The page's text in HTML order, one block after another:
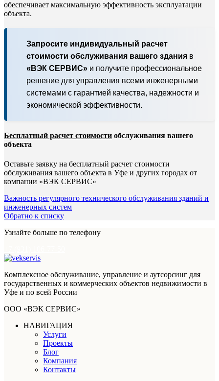
обеспечивает максимальную эффективность эксплуатации
объекта.
Запросите индивидуальный расчет
стоимости обслуживания вашего здания в
«ВЭК СЕРВИС» и получите профессиональное
решение для управления всеми инженерными
системами с гарантией качества, надежности и
экономической эффективности.
Бесплатный расчет стоимости обслуживания вашего
объекта
Оставьте заявку на бесплатный расчет стоимости
обслуживания вашего объекта в Уфе и других городах от
компании «ВЭК СЕРВИС»
Важность регулярного технического обслуживания зданий и
инженерных систем
Обратно к списку
Узнайте больше по телефону
Комплексное обслуживание, управление и аутсорсинг для
государственных и коммерческих объектов недвижимости в
Уфе и по всей России
ООО «ВЭК СЕРВИС»
НАВИГАЦИЯ
Услуги
Проекты
Блог
Компания
Контакты